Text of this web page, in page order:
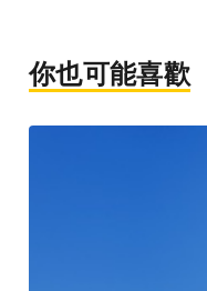
你也可能喜歡